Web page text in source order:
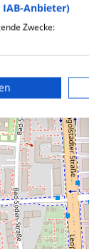
IAB-Anbieter)
Zwecke:
Daten zur
für
zur Auswahl
zur
zur Auswahl